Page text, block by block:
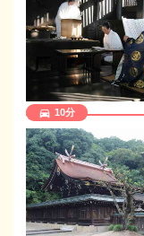
directions_car 10分